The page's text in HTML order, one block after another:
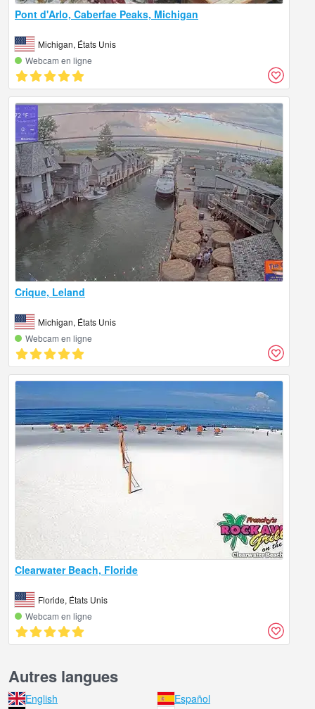
Pont d'Arlo, Caberfae Peaks, Michigan
Michigan, États Unis
Webcam en ligne
Crique, Leland
Michigan, États Unis
Webcam en ligne
Clearwater Beach, Floride
Floride, États Unis
Webcam en ligne
Autres langues
English
Español